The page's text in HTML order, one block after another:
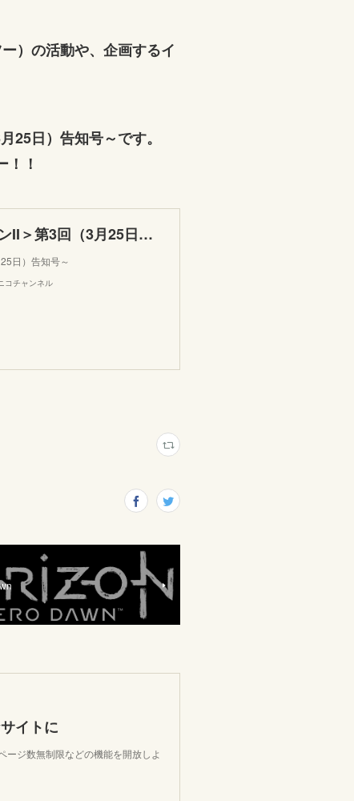
）の活動や、企画するイ
25日）告知号～です。
！
NGC2通信 ～つうらじ＜シーズンII＞第3回（3月25日）告知号～
日）告知号～
コチャンネル
イトに
ジ数無制限などの機能を開放しよ